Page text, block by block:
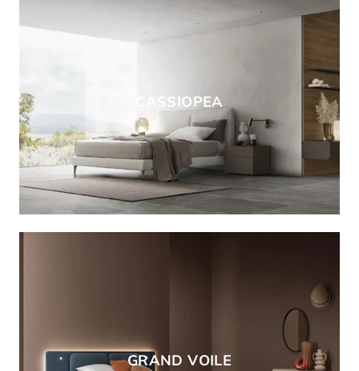
CASSIOPEA
GRAND VOILE